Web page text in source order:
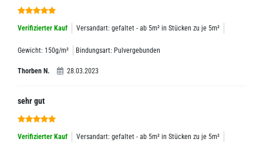
Verifizierter Kauf Versandart: gefaltet - ab 5m² in Stücken zu je 5m²
Gewicht: 150g/m² Bindungsart: Pulvergebunden
Thorben N. 28.03.2023
sehr gut
Verifizierter Kauf Versandart: gefaltet - ab 5m² in Stücken zu je 5m²